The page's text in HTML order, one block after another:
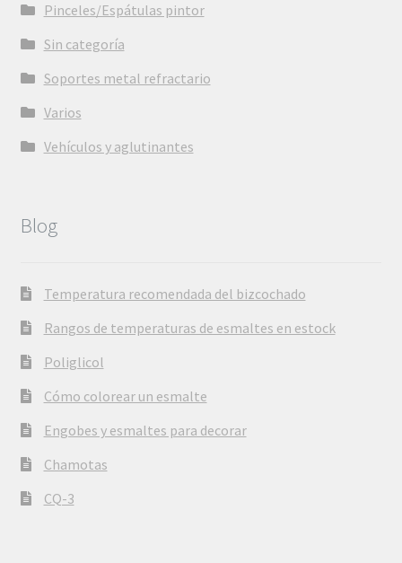
Pinceles/Espátulas pintor
Sin categoría
Soportes metal refractario
Varios
Vehículos y aglutinantes
Blog
Temperatura recomendada del bizcochado
Rangos de temperaturas de esmaltes en estock
Poliglicol
Cómo colorear un esmalte
Engobes y esmaltes para decorar
Chamotas
CQ-3